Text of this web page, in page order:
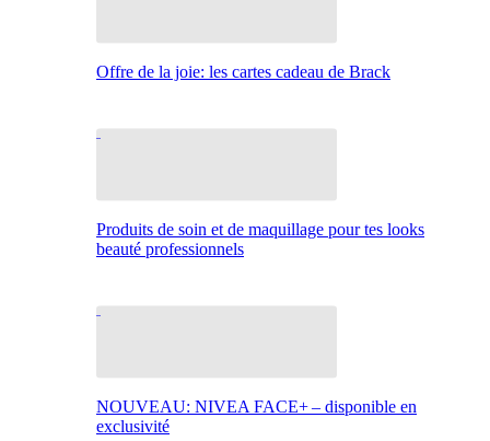
Offre de la joie: les cartes cadeau de Brack
Produits de soin et de maquillage pour tes looks
beauté professionnels
NOUVEAU: NIVEA FACE+ – disponible en
exclusivité